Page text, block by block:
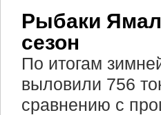
Рыбаки
сезон
По итогам
выловили 756
сравнению с